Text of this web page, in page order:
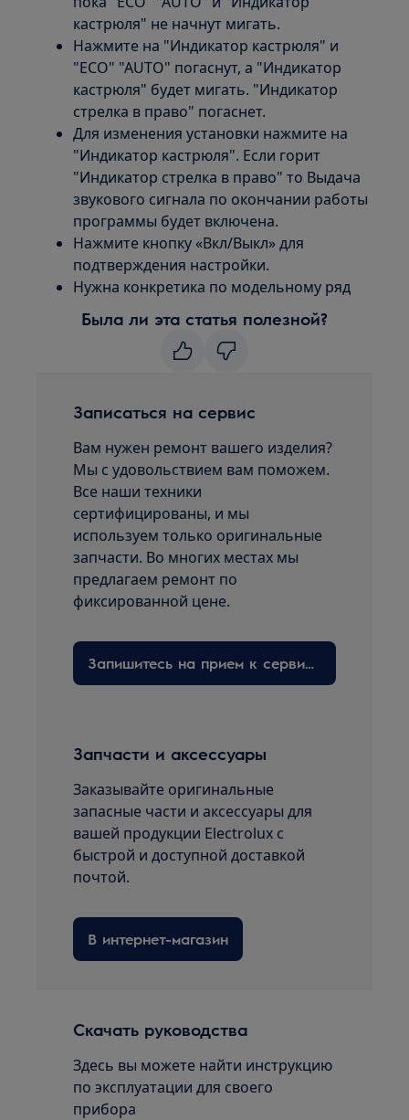
кастрюля" не начнут мигать.
Нажмите на "Индикатор кастрюля" и
"ECO" "AUTO" погаснут, а "Индикатор
кастрюля" будет мигать. "Индикатор
стрелка в право" погаснет.
Для изменения установки нажмите на
"Индикатор кастрюля". Если горит
"Индикатор стрелка в право" то Выдача
звукового сигнала по окончании работы
программы будет включена.
Нажмите кнопку «Вкл/Выкл» для
подтверждения настройки.
Нужна конкретика по модельному ряд
Была ли эта статья полезной?
Записаться на сервис
Вам нужен ремонт вашего изделия?
Мы с удовольствием вам поможем.
Все наши техники
сертифицированы, и мы
используем только оригинальные
запчасти. Во многих местах мы
предлагаем ремонт по
фиксированной цене.
Запишитесь на прием к сервисному технику здесь
Запчасти и аксессуары
Заказывайте оригинальные
запасные части и аксессуары для
вашей продукции Electrolux с
быстрой и доступной доставкой
почтой.
В интернет-магазин
Скачать руководства
Здесь вы можете найти инструкцию
по эксплуатации для своего
прибора